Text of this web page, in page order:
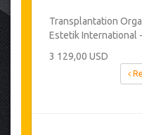
Transplantation
Estetik International
3 129,00 USD